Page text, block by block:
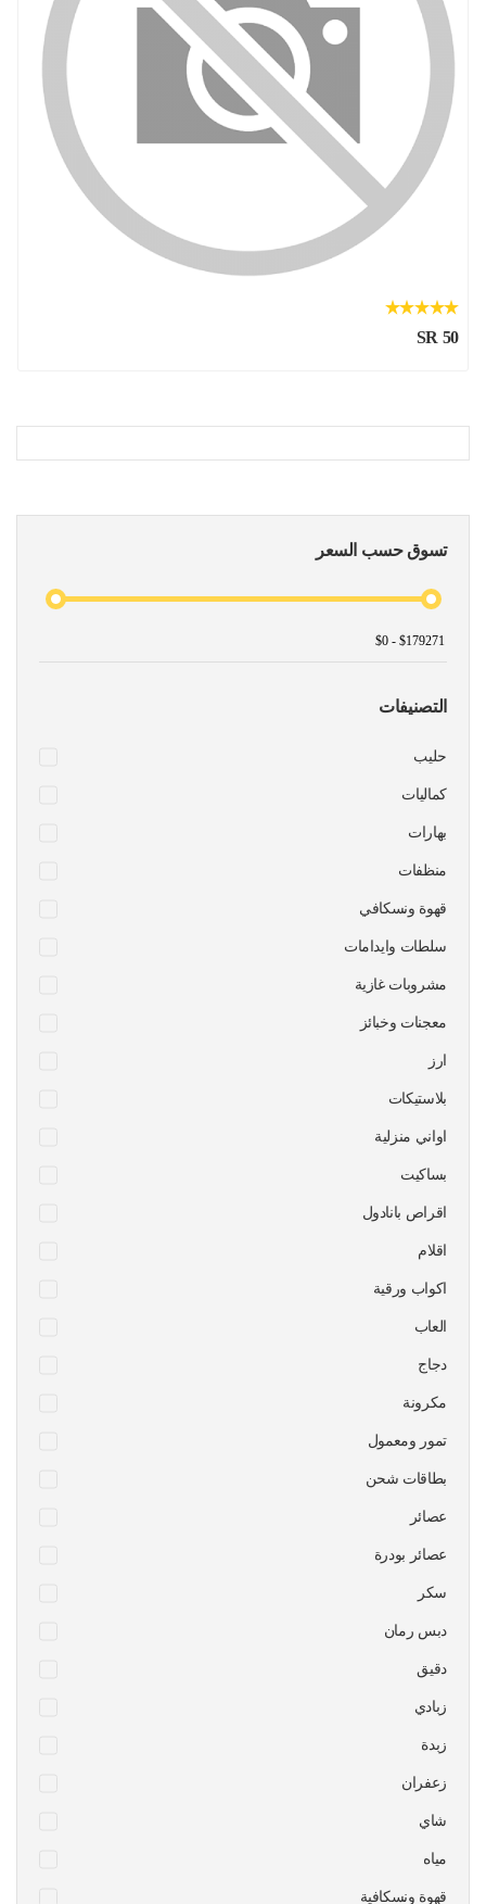
تسوق حسب السعر
التصنيفات
حليب
كماليات
بهارات
منظفات
قهوة ونسكافي
سلطات وايدامات
مشروبات غازية
معجنات وخبائز
ارز
بلاستيكات
اواني منزلية
بساكيت
اقراص بانادول
اقلام
اكواب ورقية
العاب
دجاج
مكرونة
تمور ومعمول
بطاقات شحن
عصائر
عصائر بودرة
سكر
دبس رمان
دقيق
زبادي
زبدة
زعفران
شاي
مياه
قهوة ونسكافية
SR 50